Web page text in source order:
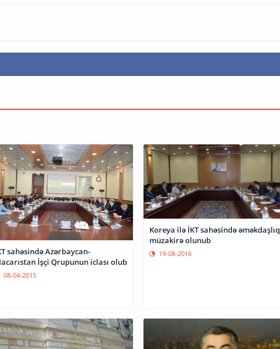
sahəsində Azərbaycan-
İşçi Qrupunun iclası olub
08-04-2015
Koreya ilə İKT sahəsində əməkdaşlıq
müzakirə olunub
19-08-2016